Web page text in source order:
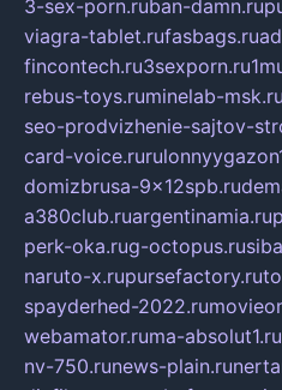
3-sex-porn.ruban-damn.ru
viagra-tablet.rufasbags.ru
fincontech.ru3sexporn.ru
rebus-toys.ruminelab-msk.ru
seo-prodvizhenie-sajtov-
card-voice.ru
domizbrusa-9x12spb.ru
a380club.ruargentinamia.ru
perk-oka.rug-octopus.ru
naruto-x.rupursefactory.ru
spayderhed-2022.ru
webamator.ruma-absolut1.ru
nv-750.runews-plain.ru